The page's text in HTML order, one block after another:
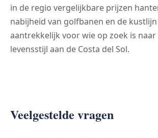
in de regio vergelijkbare prijzen
nabijheid van golfbanen en de
aantrekkelijk voor wie op zoek is naar
levensstijl aan de Costa del Sol.
Veelgestelde vragen